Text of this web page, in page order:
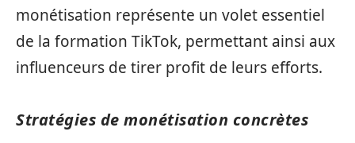
monétisation représente un volet essentiel
de la formation TikTok, permettant ainsi aux
influenceurs de tirer profit de leurs efforts.
Stratégies de monétisation concrètes